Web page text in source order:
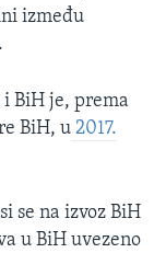
između
i BiH je, prema
BiH, u 2017.
se na izvoz BiH
u BiH uvezeno